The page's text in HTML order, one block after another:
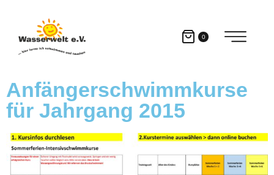
0
Anfängerschwimmkurse
für Jahrgang 2015